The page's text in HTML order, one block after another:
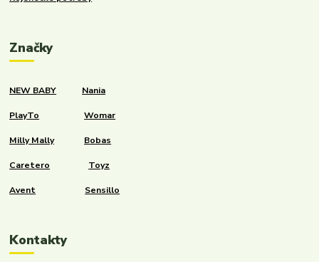
Značky
NEW BABY Nania
PlayTo Womar
Milly Mally Bobas
Caretero Toyz
Avent Sensillo
Kontakty